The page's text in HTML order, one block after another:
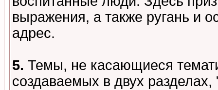
выражения, а также ругань и
адрес.
5. Темы, не касающиеся
создаваемых в двух